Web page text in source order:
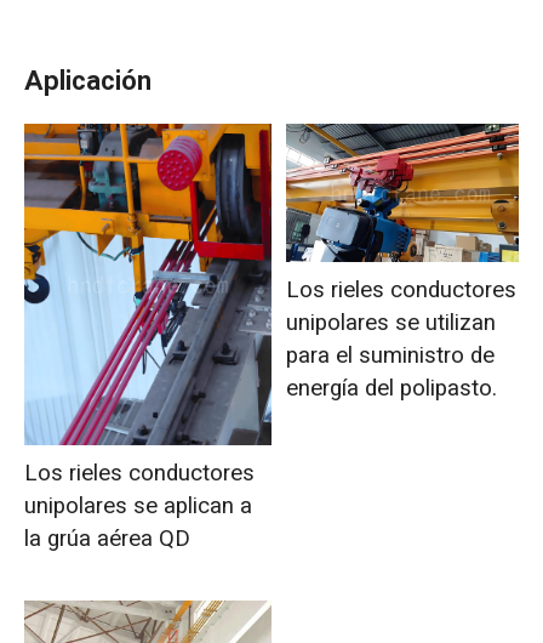
Aplicación
Los rieles conductores
unipolares se aplican a
la grúa aérea QD
Los rieles conductores
unipolares se utilizan
para el suministro de
energía del polipasto.